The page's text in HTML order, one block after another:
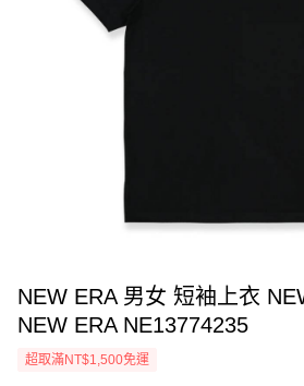
NEW ERA 男女 短袖上衣
NEW ERA NE13774235
超取滿NT$1,500免運